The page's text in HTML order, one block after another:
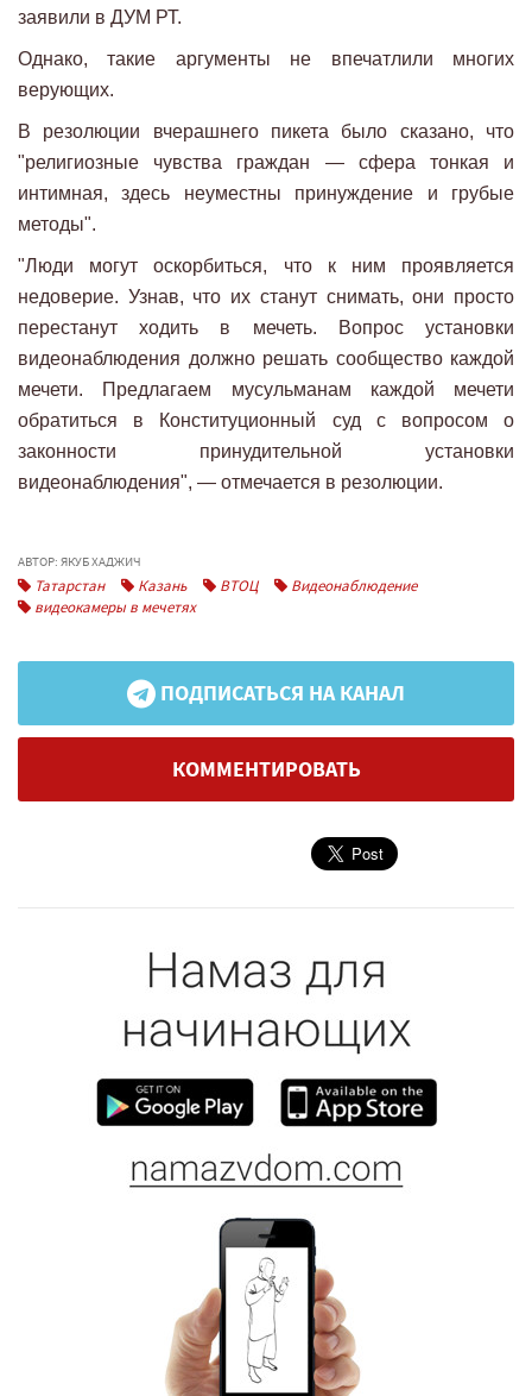
заявили в ДУМ РТ.
Однако, такие аргументы не впечатлили многих
верующих.
В резолюции вчерашнего пикета было сказано, что
"религиозные чувства граждан — сфера тонкая и
интимная, здесь неуместны принуждение и грубые
методы".
"Люди могут оскорбиться, что к ним проявляется
недоверие. Узнав, что их станут снимать, они просто
перестанут ходить в мечеть. Вопрос установки
видеонаблюдения должно решать сообщество каждой
мечети. Предлагаем мусульманам каждой мечети
обратиться в Конституционный суд с вопросом о
законности принудительной установки
видеонаблюдения", — отмечается в резолюции.
АВТОР: ЯКУБ ХАДЖИЧ
Татарстан Казань ВТОЦ
Видеонаблюдение
видеокамеры в мечетях
ПОДПИСАТЬСЯ НА КАНАЛ
КОММЕНТИРОВАТЬ